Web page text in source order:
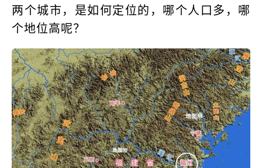
两个城市，是如何定位的，哪个人口多，哪
个地位高呢？